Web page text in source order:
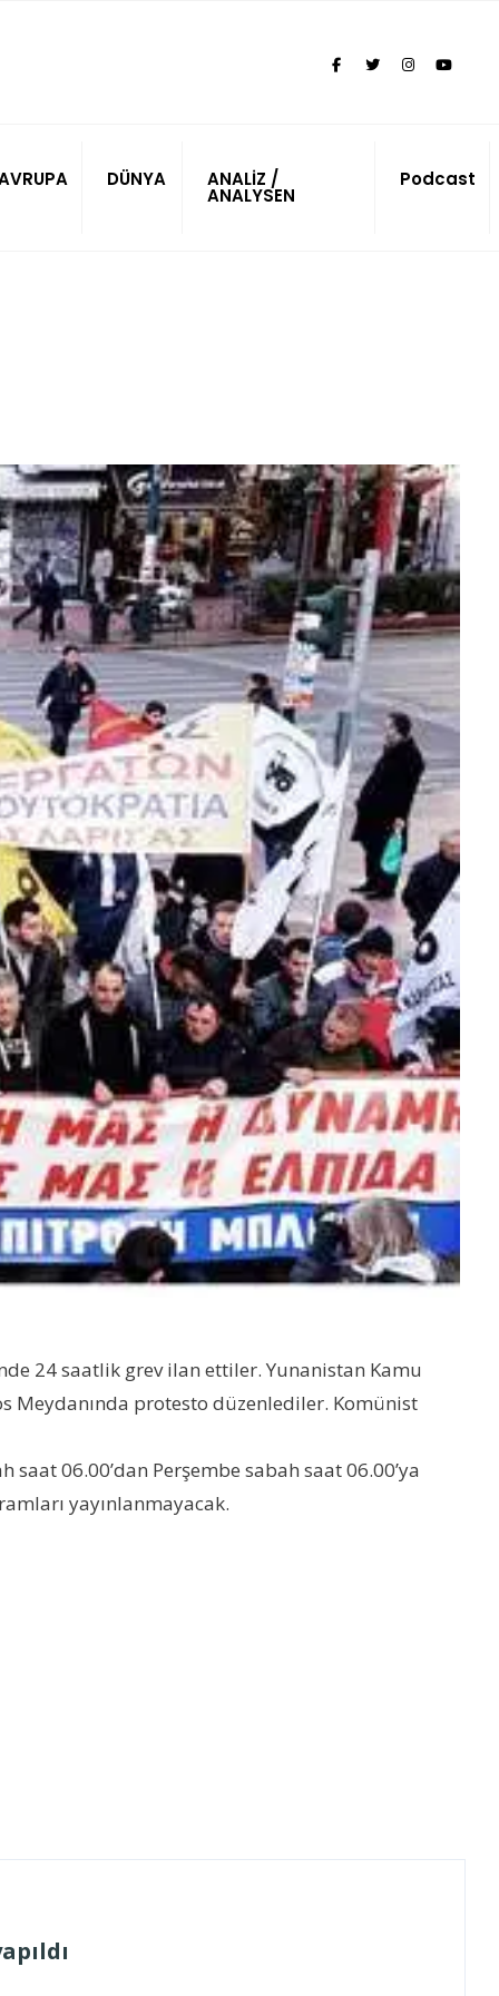
DÜNYA ANALİZ /
ANALYSEN
Podcast
24 saatlik grev ilan ettiler. Yunanistan Kamu
Meydanında protesto düzenlediler. Komünist
06.00’dan Perşembe sabah saat 06.00’ya
yayınlanmayacak.